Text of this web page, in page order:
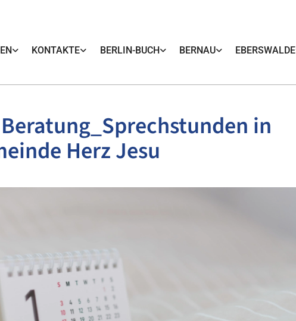
KONTAKTE BERLIN-BUCH BERNAU EBERSWALDE
in
Herz Jesu